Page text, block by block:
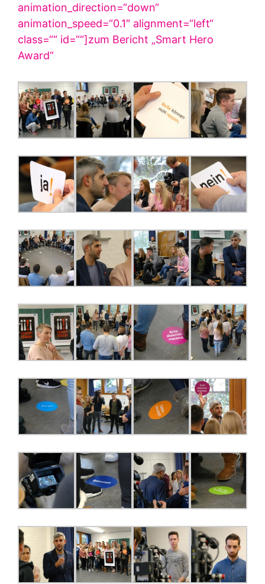
animation_direction=“down“
animation_speed=“0.1″ alignment=“left“
class=““ id=““]zum Bericht „Smart Hero
Award“